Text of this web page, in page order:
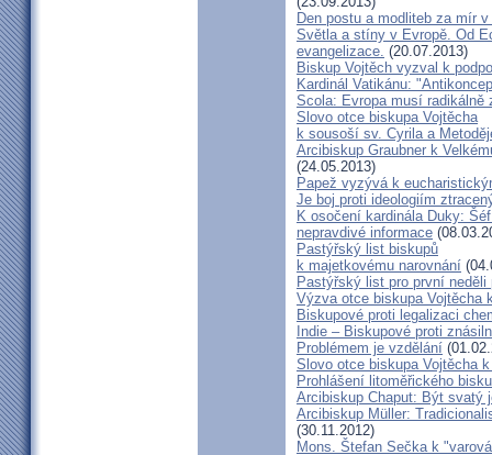
Den postu a modliteb za mír
Světla a stíny v Evropě. Od
evangelizace. (20.07.2013)
Biskup Vojtěch vyzval k
Kardinál Vatikánu:
Scola: Evropa musí
Slovo otce biskupa Vojtěcha
k sousoší sv. Cyrila a
Arcibiskup Graubner k
(24.05.2013)
Papež vyzývá k
Je boj proti ideologiím
K osočení kardinála Duky:
nepravdivé informace
Pastýřský list biskupů
k majetkovému narovnání
Pastýřský list pro první neděli
Výzva otce biskupa Vojtěcha
Biskupové proti legalizaci
Indie – Biskupové proti
Problémem je vzdělání
Slovo otce biskupa Vojtěcha
Prohlášení litoměřického
Arcibiskup Chaput: Být svatý
Arcibiskup Müller:
(30.11.2012)
Mons. Štefan Sečka k